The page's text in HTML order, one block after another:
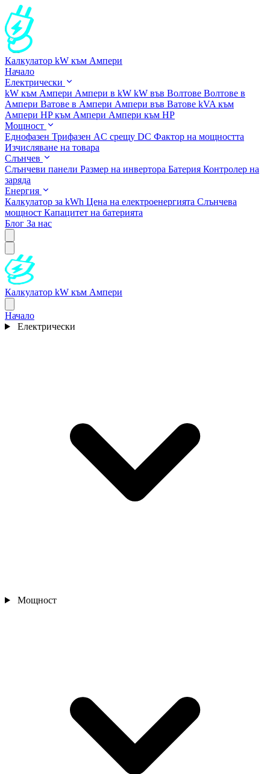
Калкулатор kW към Ампери
Начало
Електрически
kW към Ампери Ампери в kW kW във Волтове Волтове в
Ампери Ватове в Ампери Ампери във Ватове kVA към
Ампери HP към Ампери Ампери към HP
Мощност
Еднофазен Трифазен AC срещу DC Фактор на мощността
Изчисляване на товара
Слънчев
Слънчеви панели Размер на инвертора Батерия Контролер на
заряда
Енергия
Калкулатор за kWh Цена на електроенергията Слънчева
мощност Капацитет на батерията
Блог За нас
Калкулатор kW към Ампери
Начало
Електрически
Мощност